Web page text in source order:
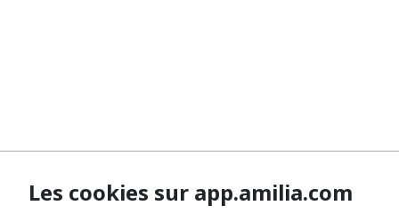
Les cookies sur app.amilia.com